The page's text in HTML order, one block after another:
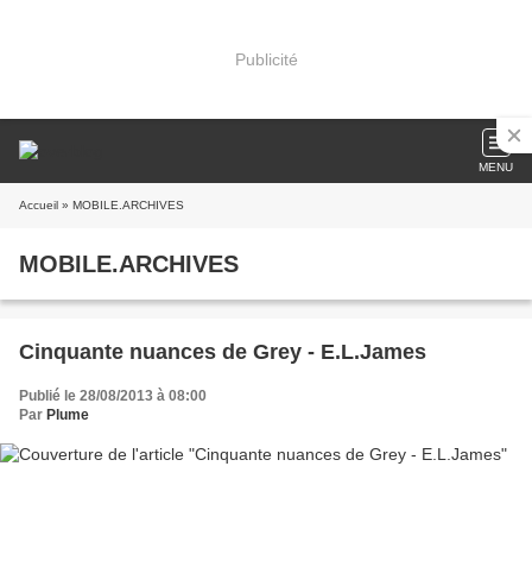
Publicité
MENU
Accueil » MOBILE.ARCHIVES
MOBILE.ARCHIVES
Cinquante nuances de Grey - E.L.James
Publié le 28/08/2013 à 08:00
Par Plume